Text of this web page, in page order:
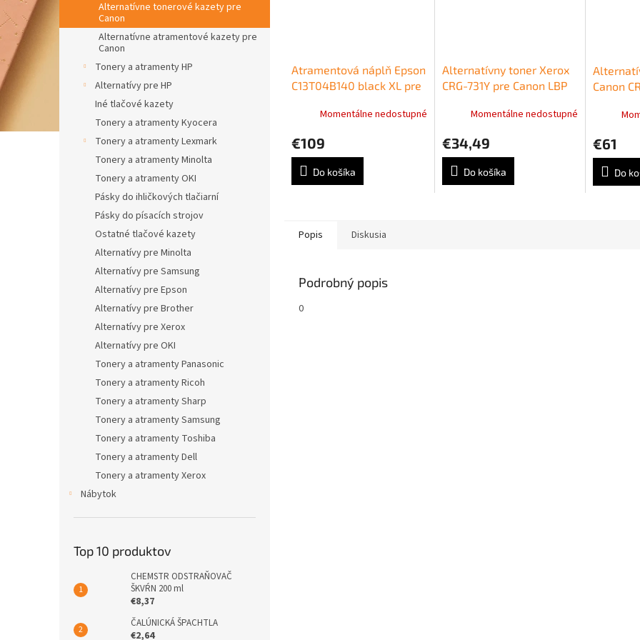
Alternatívne tonerové kazety pre
Canon
Alternatívne atramentové kazety pre
Canon
Tonery a atramenty HP
Alternatívy pre HP
Iné tlačové kazety
Tonery a atramenty Kyocera
Tonery a atramenty Lexmark
Tonery a atramenty Minolta
Tonery a atramenty OKI
Pásky do ihličkových tlačiarní
Pásky do písacích strojov
Ostatné tlačové kazety
Alternatívy pre Minolta
Alternatívy pre Samsung
Alternatívy pre Epson
Alternatívy pre Brother
Alternatívy pre Xerox
Alternatívy pre OKI
Tonery a atramenty Panasonic
Tonery a atramenty Ricoh
Tonery a atramenty Sharp
Tonery a atramenty Samsung
Tonery a atramenty Toshiba
Tonery a atramenty Dell
Tonery a atramenty Xerox
Nábytok
Top 10 produktov
CHEMSTR ODSTRAŇOVAČ
ŠKVŔN 200 ml
€8,37
ČALÚNICKÁ ŠPACHTLA
€2,64
Atramentová náplň Epson
C13T04B140 black XL pre
(5.800 str)
Momentálne nedostupné
€109
Do košíka
Alternatívny toner Xerox
CRG-731Y pre Canon LBP
(1.800 str.)
Momentálne nedostupné
€34,49
Do košíka
Canon
€61
Do
Popis Diskusia
Podrobný popis
0